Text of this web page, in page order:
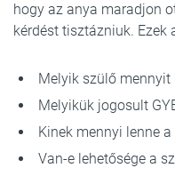
hogy az anya maradjon
kérdést tisztázniuk. Ezek
Melyik szülő mennyit
Melyikük jogosult
Kinek mennyi lenne a
Van-e lehetősége a